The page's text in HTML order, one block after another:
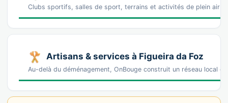
Clubs sportifs, salles de sport, terrains et activités de plein air à
Artisans & services à Figueira da Foz
Au-delà du déménagement, OnBouge construit un réseau local